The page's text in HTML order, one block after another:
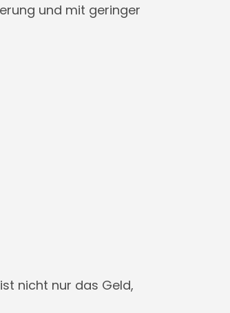
und mit geringer
nicht nur das Geld,